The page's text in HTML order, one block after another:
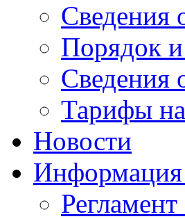
Сведения
Порядок и
Сведения
Тарифы
Новости
Информация
Регламент